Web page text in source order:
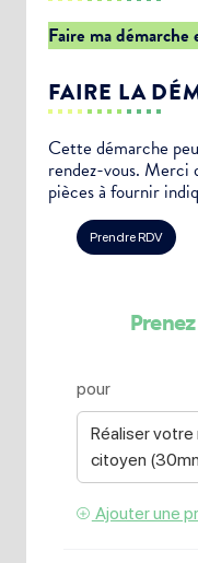
Faire ma démarche
FAIRE LA
Cette démarche
rendez-vous. Merci
pièces à fournir